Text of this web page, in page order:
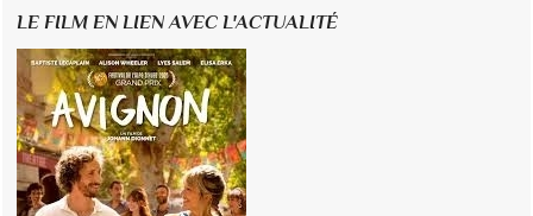
LE FILM EN LIEN AVEC L'ACTUALITÉ